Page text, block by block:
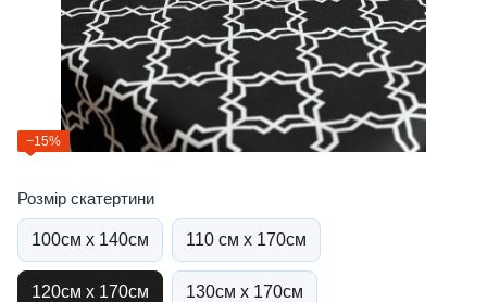
−15%
Розмір скатертини
100см х 140см 110 см х 170см
120см х 170см 130см х 170см